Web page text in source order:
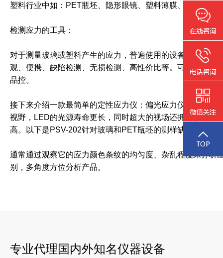
塑料行业中如：PET瓶坯、隐形眼镜、塑料薄膜、汽车灯罩
检测应力的工具：
对于测量玻璃或塑料产生的应力，普遍使用的设备便是偏
观、便携、缺陷检测、无损检测、高性价比等。可以将产品
品控。
接下来介绍一款最简单的定性应力仪：偏光应力仪PSV-202
视野，LED的光源寿命更长，同时超大的视场还拥有较小的
高。以下是PSV-202针对玻璃和PET瓶坯的测样缺陷对比图
通常通过观察它的应力颜色条纹的均匀度、杂乱程度来分析
别，多角度方位分析产品。
专业代理国内外知名仪器设备